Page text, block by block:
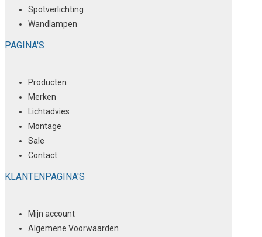
Spotverlichting
Wandlampen
PAGINA'S
Producten
Merken
Lichtadvies
Montage
Sale
Contact
KLANTENPAGINA'S
Mijn account
Algemene Voorwaarden